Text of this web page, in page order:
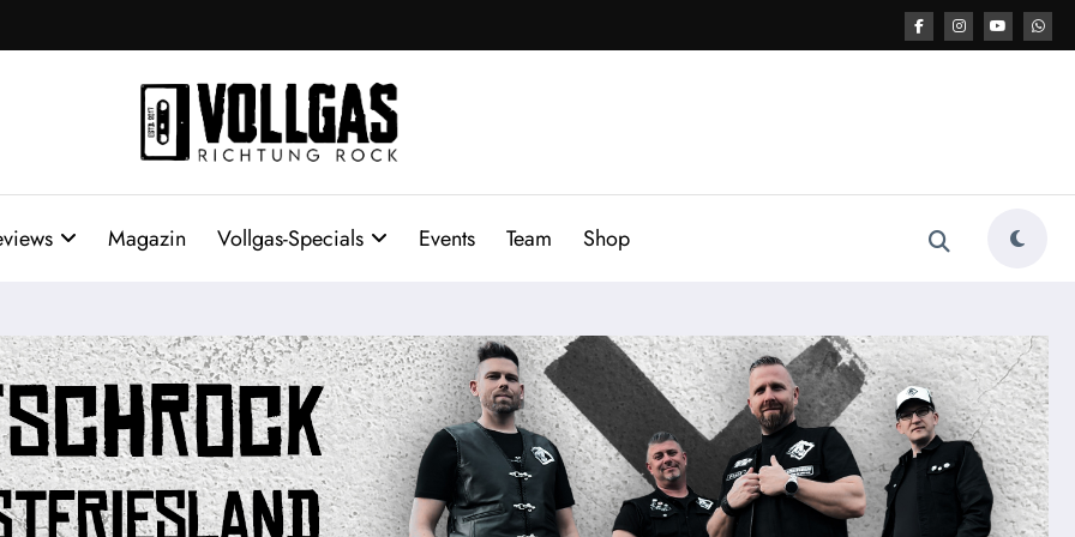
Magazin Vollgas-Specials Events Team Shop